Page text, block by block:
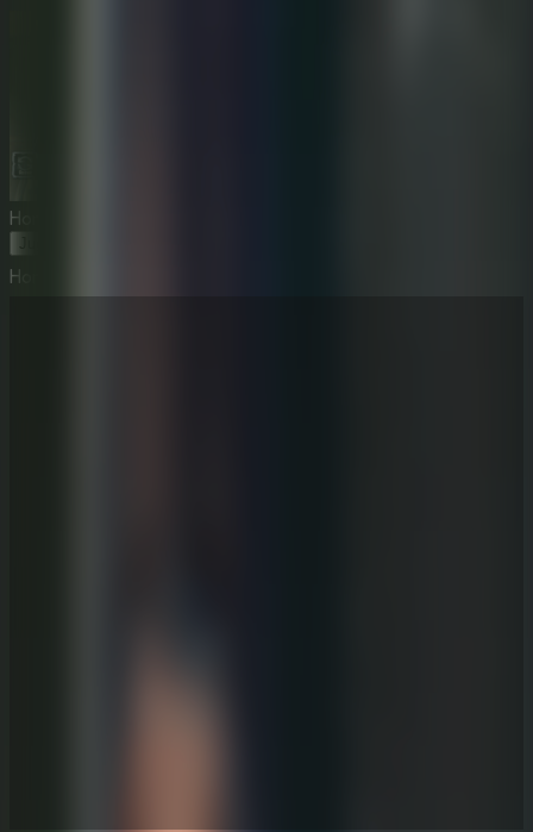
Horror Playtime Room Escape
Horror Playtime Room Escape